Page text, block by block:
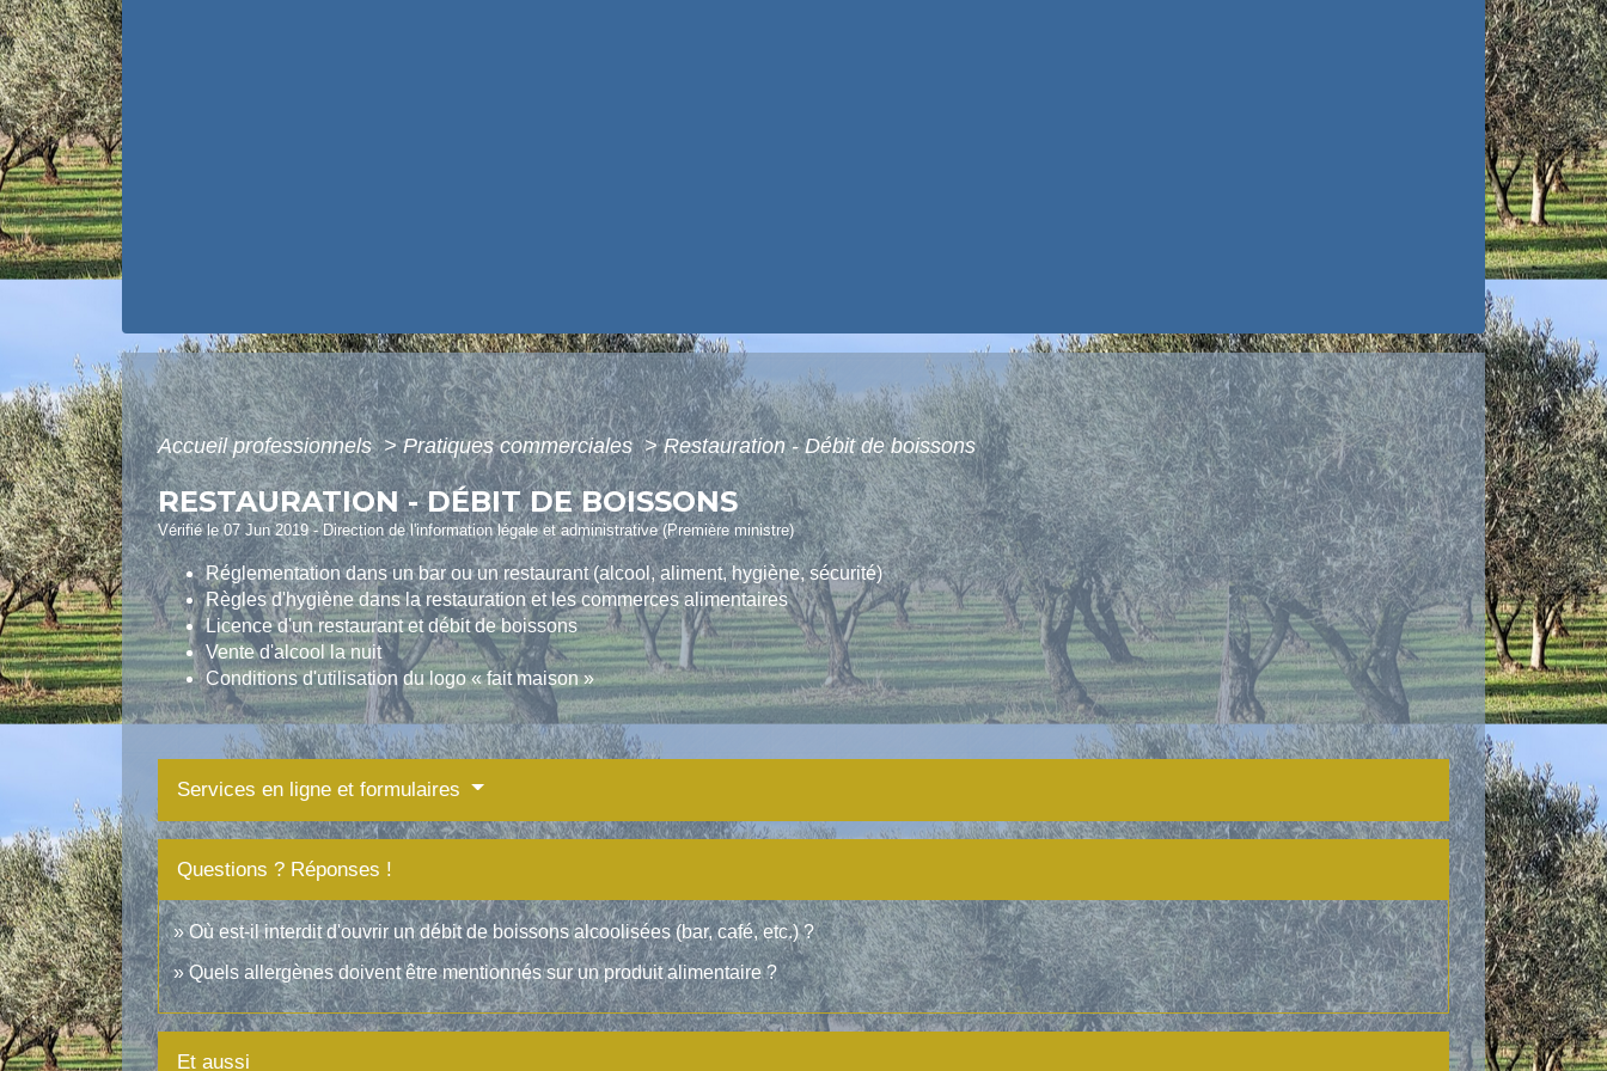
Accueil professionnels> Pratiques commerciales> Restauration - Débit de boissons
RESTAURATION - DÉBIT DE BOISSONS
Vérifié le 07 Jun 2019 - Direction de l'information légale et administrative (Première ministre)
Réglementation dans un bar ou un restaurant (alcool, aliment, hygiène, sécurité)
Règles d'hygiène dans la restauration et les commerces alimentaires
Licence d'un restaurant et débit de boissons
Vente d'alcool la nuit
Conditions d'utilisation du logo « fait maison »
Services en ligne et formulaires
Questions ? Réponses !
Où est-il interdit d'ouvrir un débit de boissons alcoolisées (bar, café, etc.) ?
Quels allergènes doivent être mentionnés sur un produit alimentaire ?
Et aussi